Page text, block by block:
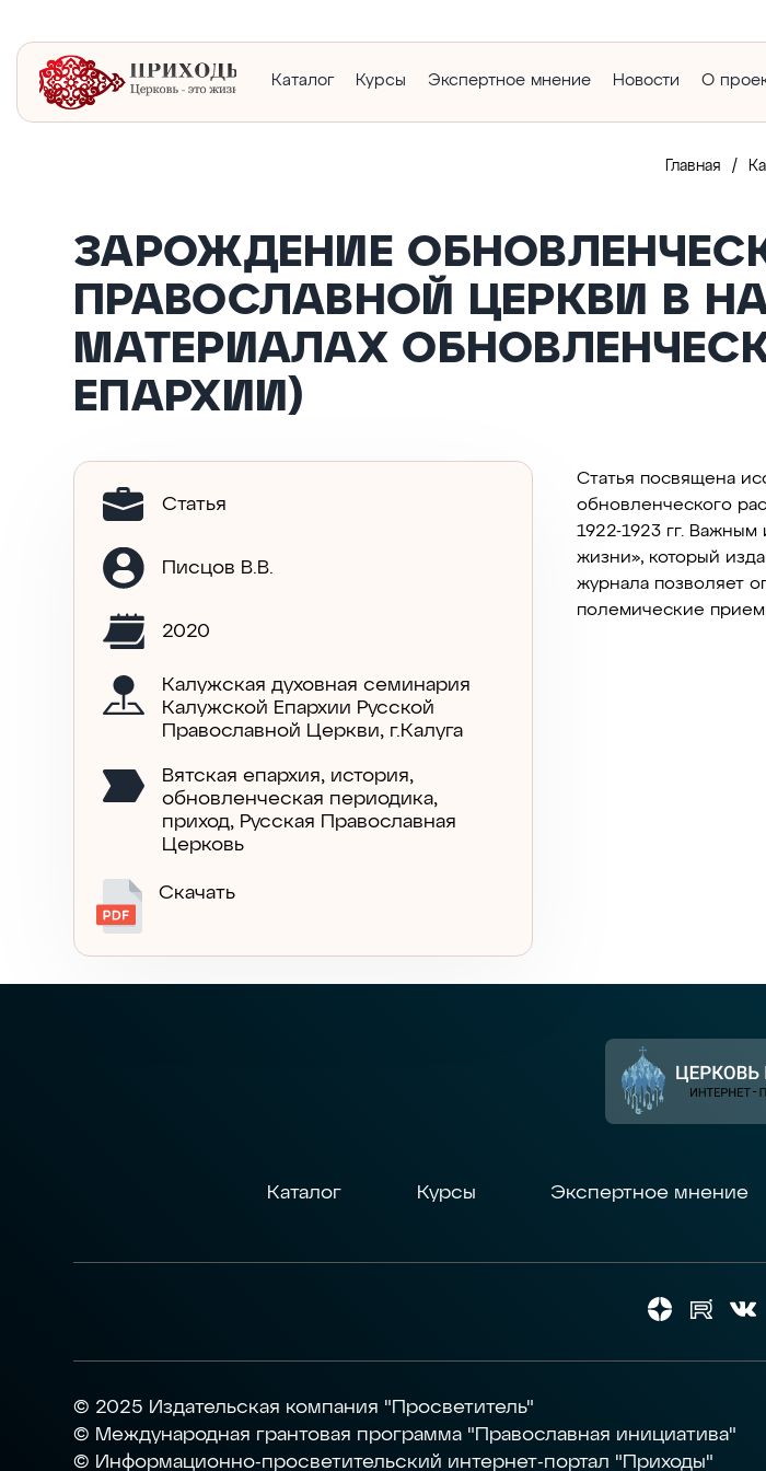
Каталог Курсы Экспертное мнение Новости О
Главная /
ЗАРОЖДЕНИЕ
ПРАВОСЛАВНОЙ ЦЕРКВИ В
МАТЕРИАЛАХ
ЕПАРХИИ)
Статья
Писцов В.В.
2020
Калужская духовная семинария
Калужской Епархии Русской
Православной Церкви, г.Калуга
Вятская епархия, история,
обновленческая периодика,
приход, Русская Православная
Церковь
Скачать
Статья посвящена
обновленческого
1922-1923 гг.
жизни», который
журнала позволяет
полемические
Каталог Курсы Экспертное мнение
© 2025 Издательская компания "Просветитель"
© Международная грантовая программа "Православная инициатива"
© Информационно-просветительский интернет-портал "Приходы"